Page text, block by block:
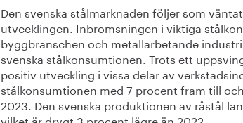
Den svenska stålmarknaden följer som
utvecklingen. Inbromsningen i viktiga
byggbranschen och metallarbetande
svenska stålkonsumtionen. Trots ett
positiv utveckling i vissa delar av
stålkonsumtionen med 7 procent fram till
2023. Den svenska produktionen av råstål